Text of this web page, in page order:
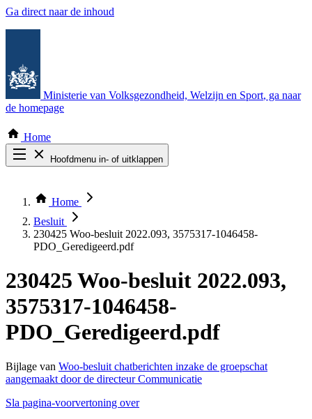
Ga direct naar de inhoud
Ministerie van Volksgezondheid, Welzijn en Sport, ga naar
de homepage
Home
Hoofdmenu in- of uitklappen
Thema COVID-19
Bekijk per bestuursorgaan
Home
Besluit
230425 Woo-besluit 2022.093, 3575317-1046458-
PDO_Geredigeerd.pdf
230425 Woo-besluit 2022.093,
3575317-1046458-
PDO_Geredigeerd.pdf
Bijlage van Woo-besluit chatberichten inzake de groepschat
aangemaakt door de directeur Communicatie
Sla pagina-voorvertoning over